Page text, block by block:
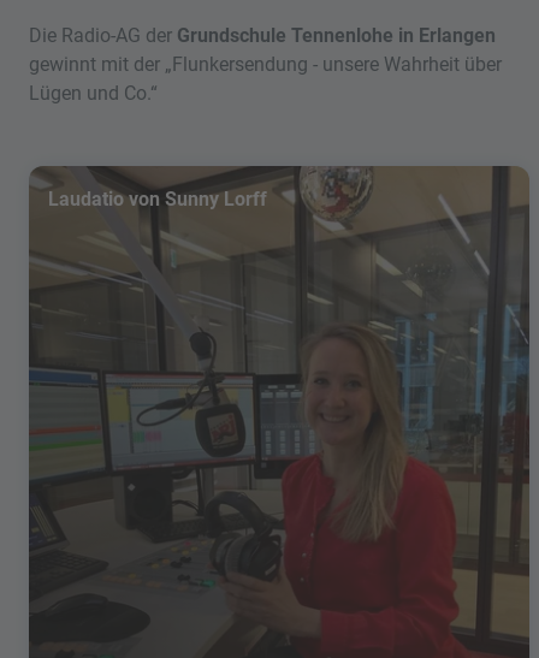
Die Radio-AG der Grundschule Tennenlohe in Erlangen
gewinnt mit der „Flunkersendung - unsere Wahrheit über
Lügen und Co.“
Laudatio von Sunny Lorff